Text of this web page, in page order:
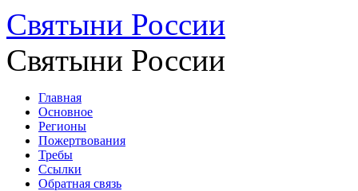
Святыни России
Святыни России
Главная
Основное
Регионы
Пожертвования
Требы
Ссылки
Обратная связь